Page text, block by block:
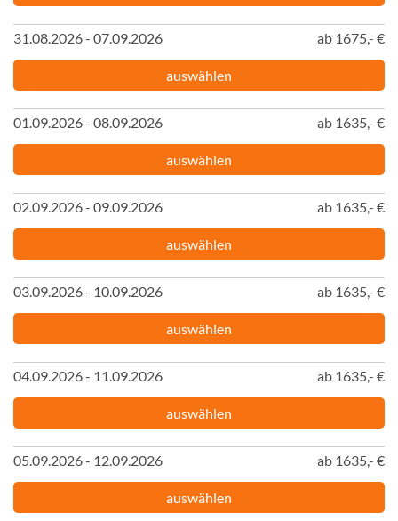
31.08.2026 - 07.09.2026 ab 1675,- €
auswählen
01.09.2026 - 08.09.2026 ab 1635,- €
auswählen
02.09.2026 - 09.09.2026 ab 1635,- €
auswählen
03.09.2026 - 10.09.2026 ab 1635,- €
auswählen
04.09.2026 - 11.09.2026 ab 1635,- €
auswählen
05.09.2026 - 12.09.2026 ab 1635,- €
auswählen